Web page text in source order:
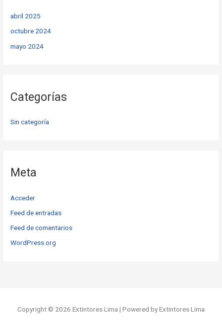
abril 2025
octubre 2024
mayo 2024
Categorías
Sin categoría
Meta
Acceder
Feed de entradas
Feed de comentarios
WordPress.org
Copyright © 2026 Extintores Lima | Powered by Extintores Lima